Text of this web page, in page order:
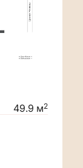
49.9 м2